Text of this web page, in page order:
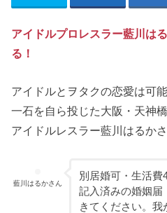
アイドルプロレスラー藍川は
る！
アイドルとヲタクの恋愛は可
一石を自ら投じた大阪・天神
アイドルレスラー藍川はるかさ
藍川はるかさん
別居婚可・生活費
記入済みの婚姻届
きてください。我